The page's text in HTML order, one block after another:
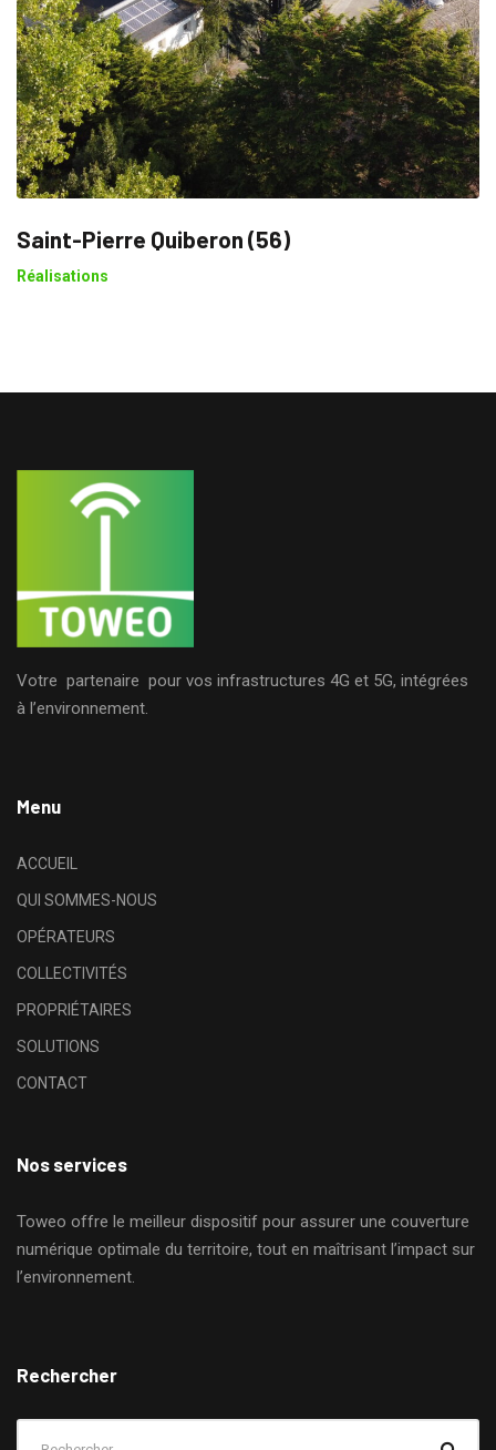
Saint-Pierre Quiberon (56)
Réalisations
Votre partenaire pour vos infrastructures 4G et 5G, intégrées
à l’environnement.
Menu
ACCUEIL
QUI SOMMES-NOUS
OPÉRATEURS
COLLECTIVITÉS
PROPRIÉTAIRES
SOLUTIONS
CONTACT
Nos services
Toweo offre le meilleur dispositif pour assurer une couverture
numérique optimale du territoire, tout en maîtrisant l’impact sur
l’environnement.
Rechercher